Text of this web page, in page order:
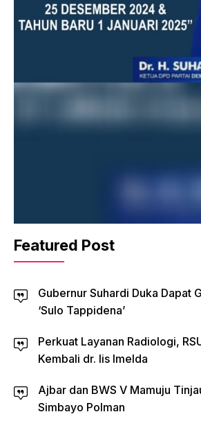
Featured Post
Gubernur Suhardi Duka Dapat
‘Sulo Tappidena’
Perkuat Layanan Radiologi,
Kembali dr. Iis Imelda
Ajbar dan BWS V Mamuju
Simbayo Polman